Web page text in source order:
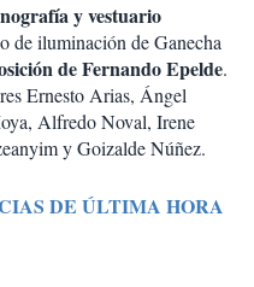
y vestuario
de iluminación de Ganecha
de Fernando Epelde.
Ernesto Arias, Ángel
Alfredo Noval, Irene
y Goizalde Núñez.
DE ÚLTIMA HORA